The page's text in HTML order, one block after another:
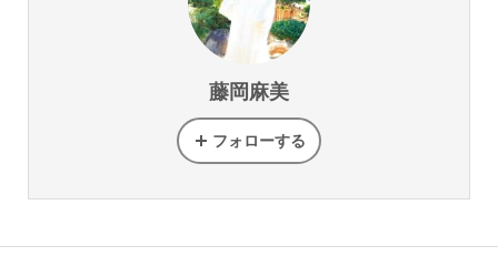
藤岡麻美
フォローする